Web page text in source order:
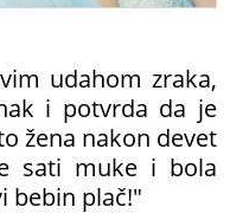
udahom zraka,
i potvrda da je
žena nakon devet
sati muke i bola
bebin plač!"